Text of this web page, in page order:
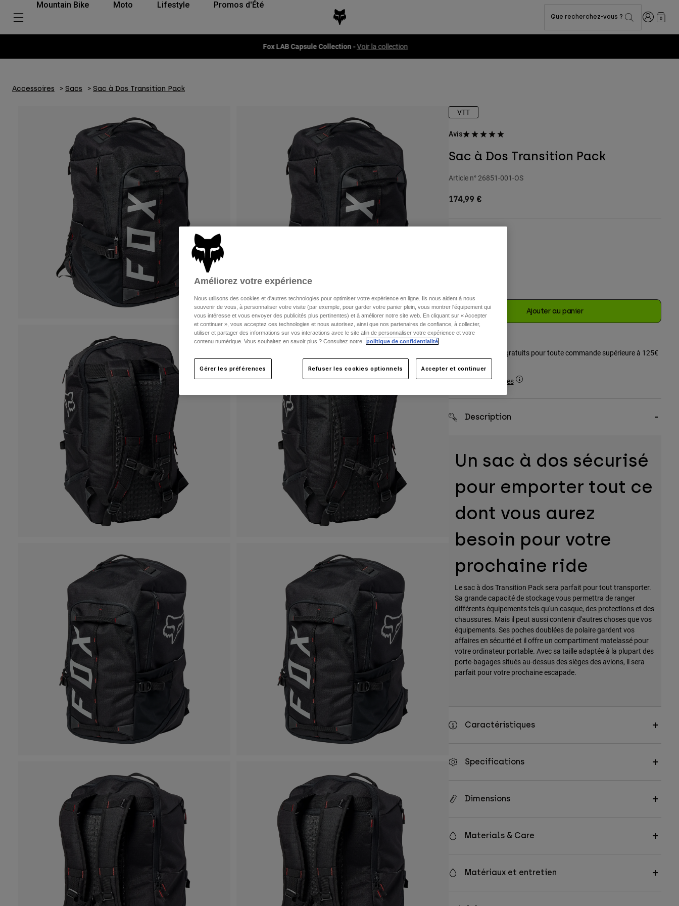
Mountain Bike Moto Lifestyle Promos d'Été
Que recherchez-vous ? Connexion
0
Fox LAB Capsule Collection -Voir la collection
Accessoires Sacs Sac à Dos Transition Pack
VTT
Avis
Sac à Dos Transition Pack
Article n° 26851-001-OS
174,99 €
Ajouter au panier
Frais de port gratuits pour toute commande supérieure à 125€
Retours simples
Description
Un sac à dos sécurisé
pour emporter tout ce
dont vous aurez
besoin pour votre
prochaine ride
Le sac à dos Transition Pack sera parfait pour tout transporter.
Sa grande capacité de stockage vous permettra de ranger
différents équipements tels qu'un casque, des protections et des
chaussures. Mais il peut aussi contenir d'autres choses que vos
équipements. Ses poches doublées de polaire gardent vos
affaires en sécurité et il offre un compartiment matelassé pour
votre ordinateur portable. Avec sa taille adaptée à la plupart des
porte-bagages situés au-dessus des sièges des avions, il sera
parfait pour votre prochaine escapade.
Caractéristiques
Specifications
Dimensions
Materials & Care
Matériaux et entretien
Améliorez votre expérience
Nous utilisons des cookies et d'autres technologies pour optimiser votre expérience en ligne. Ils nous aident à nous
souvenir de vous, à personnaliser votre visite (par exemple, pour garder votre panier plein, vous montrer l'équipement qui
vous intéresse et vous envoyer des publicités plus pertinentes) et à améliorer notre site web. En cliquant sur « Accepter
et continuer », vous acceptez ces technologies et nous autorisez, ainsi que nos partenaires de confiance, à collecter,
utiliser et partager des informations sur vos interactions avec le site afin de personnaliser votre expérience et votre
contenu numérique. Vous souhaitez en savoir plus ? Consultez notre
politique de confidentialité.
Gérer les préférences Refuser les cookies optionnels Accepter et continuer